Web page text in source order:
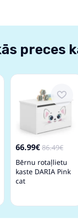
preces
66.99€ 86.49€
Bērnu rotaļlietu
kaste DARIA Pink
cat